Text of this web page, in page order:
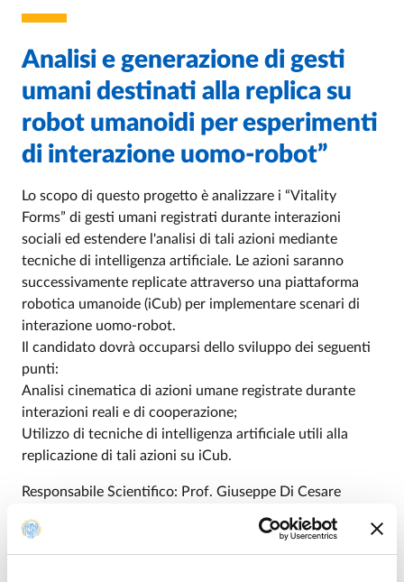
Analisi e generazione di gesti
umani destinati alla replica su
robot umanoidi per esperimenti
di interazione uomo-robot”
Lo scopo di questo progetto è analizzare i “Vitality
Forms” di gesti umani registrati durante interazioni
sociali ed estendere l'analisi di tali azioni mediante
tecniche di intelligenza artificiale. Le azioni saranno
successivamente replicate attraverso una piattaforma
robotica umanoide (iCub) per implementare scenari di
interazione uomo-robot.
Il candidato dovrà occuparsi dello sviluppo dei seguenti
punti:
Analisi cinematica di azioni umane registrate durante
interazioni reali e di cooperazione;
Utilizzo di tecniche di intelligenza artificiale utili alla
replicazione di tali azioni su iCub.
Responsabile Scientifico: Prof. Giuseppe Di Cesare
E-mail: giuseppe.dicesare@unipr.it